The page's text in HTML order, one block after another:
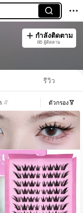
กำลังติดตาม
86 ผู้ติดตาม
รีวิว
ตัวกรอง